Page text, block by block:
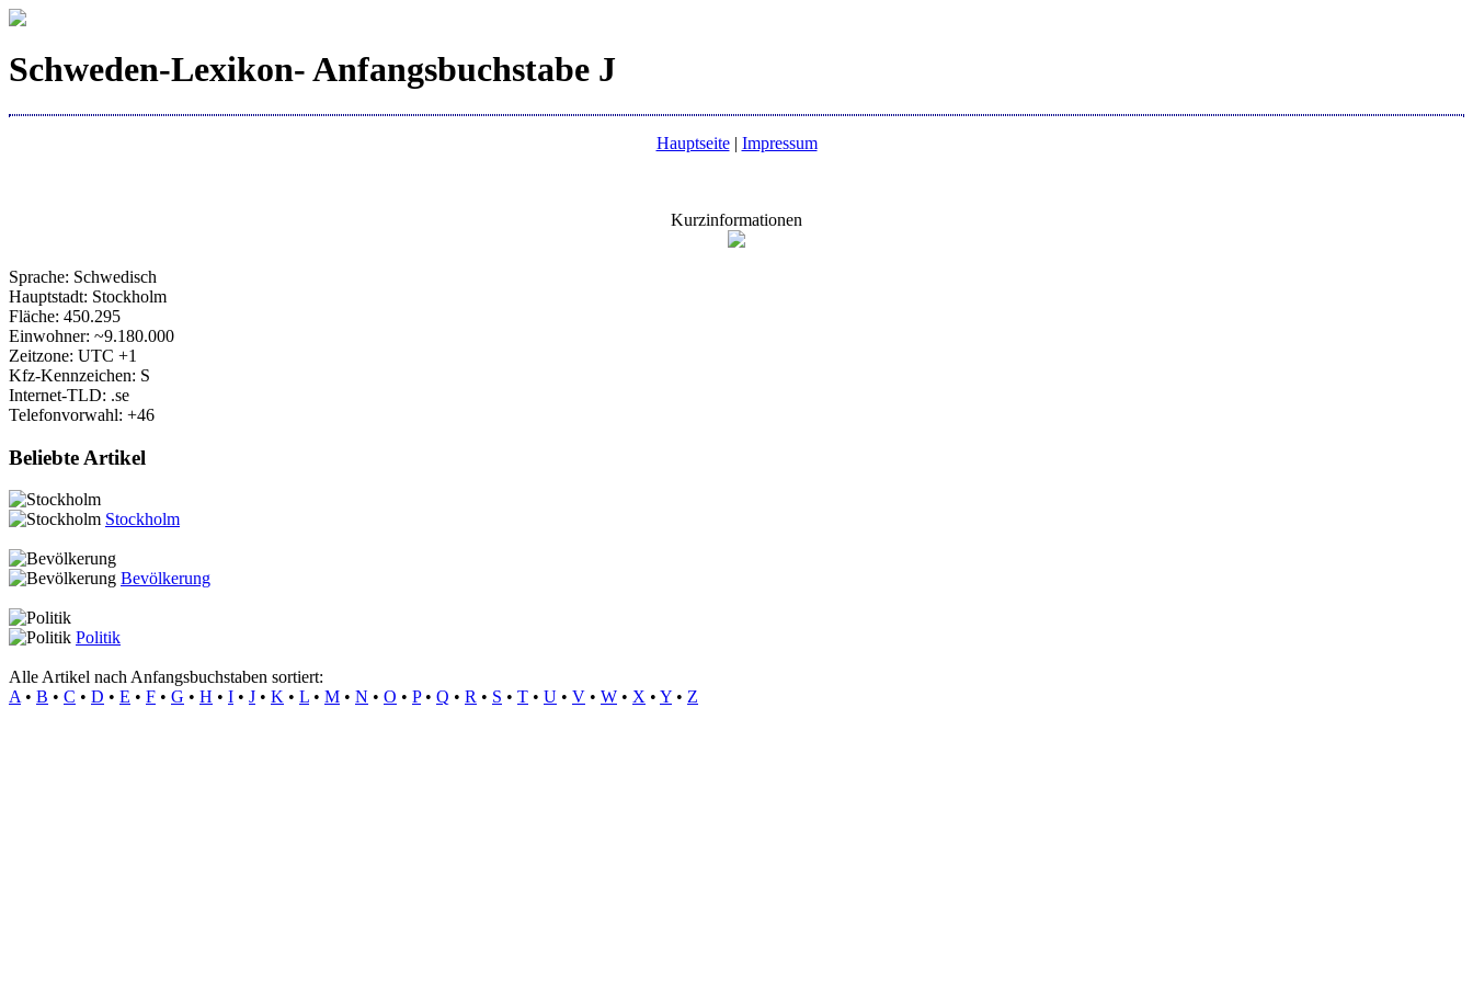
Schweden-Lexikon- Anfangsbuchstabe J
Hauptseite| Impressum
Kurzinformationen
Sprache: Schwedisch
Hauptstadt: Stockholm
Fläche: 450.295
Einwohner: ~9.180.000
Zeitzone: UTC +1
Kfz-Kennzeichen: S
Internet-TLD: .se
Telefonvorwahl: +46
Beliebte Artikel
Stockholm
Bevölkerung
Politik
Alle Artikel nach Anfangsbuchstaben sortiert:
A • B • C • D • E • F • G • H • I • J • K • L • M • N • O • P• Q • R • S • T • U • V • W • X • Y • Z